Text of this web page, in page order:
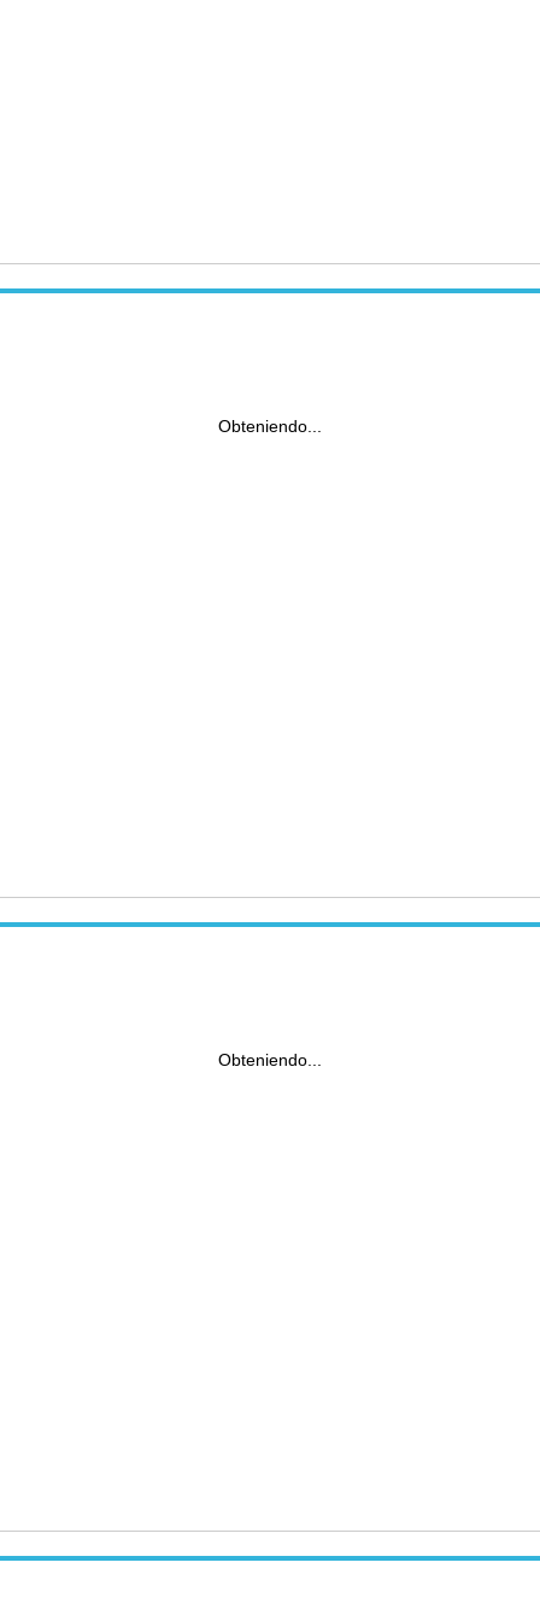
Obteniendo...
Obteniendo...